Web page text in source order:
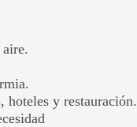
y restauración.